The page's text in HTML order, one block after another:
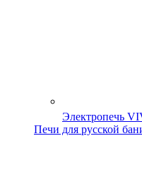
Электропечь
Печи для русской